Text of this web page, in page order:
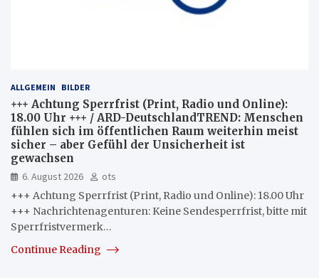
ALLGEMEIN BILDER
+++ Achtung Sperrfrist (Print, Radio und Online):
18.00 Uhr +++ / ARD-DeutschlandTREND: Menschen
fühlen sich im öffentlichen Raum weiterhin meist
sicher – aber Gefühl der Unsicherheit ist
gewachsen
6. August 2026
ots
+++ Achtung Sperrfrist (Print, Radio und Online): 18.00 Uhr
+++ Nachrichtenagenturen: Keine Sendesperrfrist, bitte mit
Sperrfristvermerk…
Continue Reading